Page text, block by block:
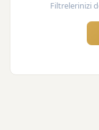
Filtrelerinizi